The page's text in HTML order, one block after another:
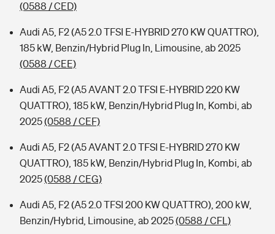
(0588 / CED)
Audi A5, F2 (A5 2.0 TFSI E-HYBRID 270 KW QUATTRO),
185 kW, Benzin/Hybrid Plug In, Limousine, ab 2025
(0588 / CEE)
Audi A5, F2 (A5 AVANT 2.0 TFSI E-HYBRID 220 KW
QUATTRO), 185 kW, Benzin/Hybrid Plug In, Kombi, ab
2025(0588 / CEF)
Audi A5, F2 (A5 AVANT 2.0 TFSI E-HYBRID 270 KW
QUATTRO), 185 kW, Benzin/Hybrid Plug In, Kombi, ab
2025(0588 / CEG)
Audi A5, F2 (A5 2.0 TFSI 200 KW QUATTRO), 200 kW,
Benzin/Hybrid, Limousine, ab 2025(0588 / CFL)